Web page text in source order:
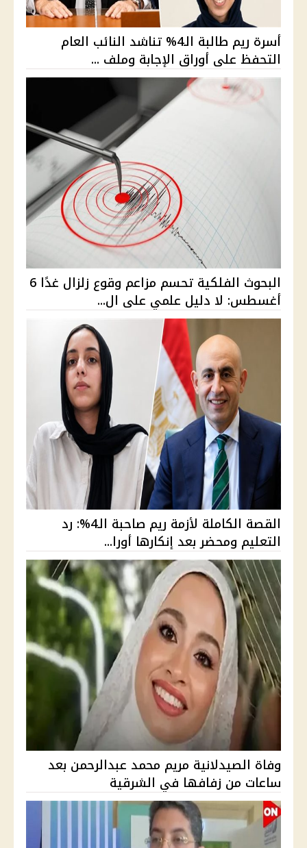
أسرة ريم طالبة الـ4% تناشد النائب العام
التحفظ على أوراق الإجابة وملف ...
البحوث الفلكية تحسم مزاعم وقوع زلزال غدًا 6
أغسطس: لا دليل علمي على ال...
القصة الكاملة لأزمة ريم صاحبة الـ4%: رد
التعليم ومحضر بعد إنكارها أورا...
وفاة الصيدلانية مريم محمد عبدالرحمن بعد
ساعات من زفافها في الشرقية